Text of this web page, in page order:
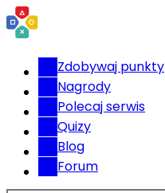
Zdobywaj punkty
Nagrody
Polecaj serwis
Quizy
Blog
Forum